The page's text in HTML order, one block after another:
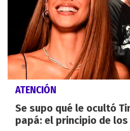
ATENCIÓN
Se supo qué le ocultó
papá: el principio de